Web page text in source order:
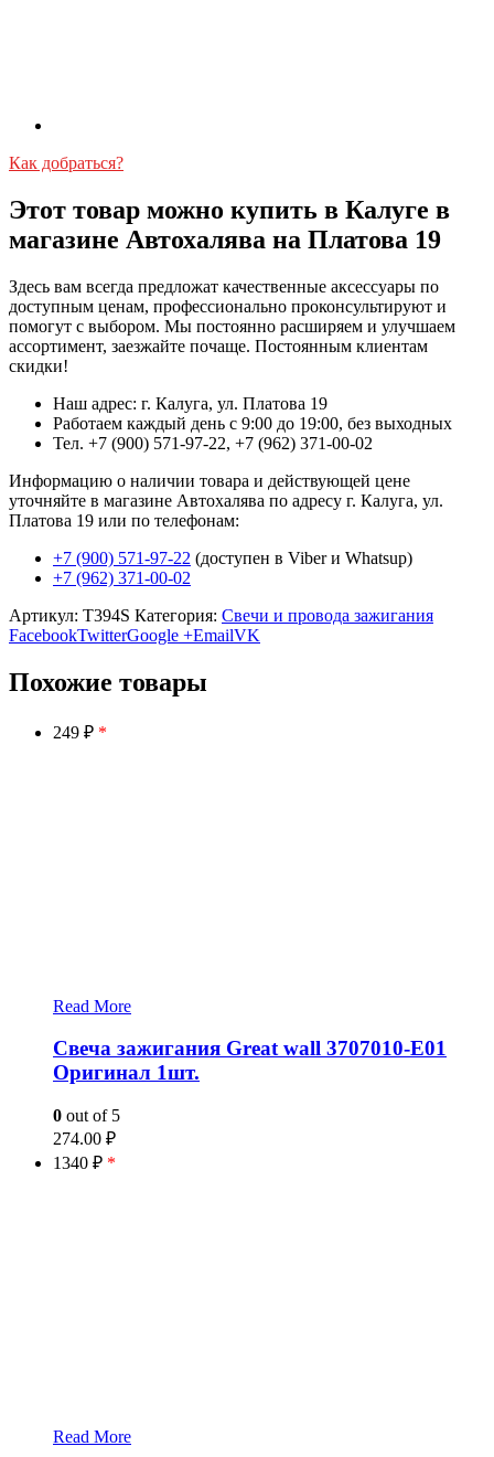
Как добраться?
Этот товар можно купить в Калуге в
магазине Автохалява на Платова 19
Здесь вам всегда предложат качественные аксессуары по
доступным ценам, профессионально проконсультируют и
помогут с выбором. Мы постоянно расширяем и улучшаем
ассортимент, заезжайте почаще. Постоянным клиентам
скидки!
Наш адрес: г. Калуга, ул. Платова 19
Работаем каждый день с 9:00 до 19:00, без выходных
Тел. +7 (900) 571-97-22, +7 (962) 371-00-02
Информацию о наличии товара и действующей цене
уточняйте в магазине Автохалява по адресу г. Калуга, ул.
Платова 19 или по телефонам:
+7 (900) 571-97-22 (доступен в Viber и Whatsup)
+7 (962) 371-00-02
Артикул: T394S Категория: Свечи и провода зажигания
FacebookTwitterGoogle +EmailVK
Похожие товары
249 ₽ *
Read More
Свеча зажигания Great wall 3707010-E01
Оригинал 1шт.
0 out of 5
274.00 ₽
1340 ₽ *
Read More